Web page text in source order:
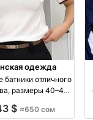
одежда
батники отличного
размеры 40–48
Киргизия
$ ≈650 сом